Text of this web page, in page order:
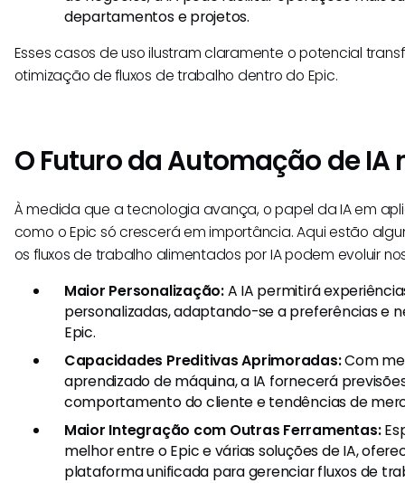
departamentos e projetos.
Esses casos de uso ilustram claramente o potencial
otimização de fluxos de trabalho dentro do Epic.
O Futuro da Automação de IA
À medida que a tecnologia avança, o papel da IA em
como o Epic só crescerá em importância. Aqui estão
os fluxos de trabalho alimentados por IA podem evoluir
Maior Personalização:A IA permitirá
personalizadas, adaptando-se a preferências e
Epic.
Capacidades Preditivas Aprimoradas:Com
aprendizado de máquina, a IA fornecerá
comportamento do cliente e tendências de
Maior Integração com Outras Ferramentas:
melhor entre o Epic e várias soluções de IA,
plataforma unificada para gerenciar fluxos de